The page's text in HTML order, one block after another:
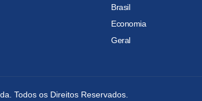
Brasil
Economia
Geral
Todos os Direitos Reservados.